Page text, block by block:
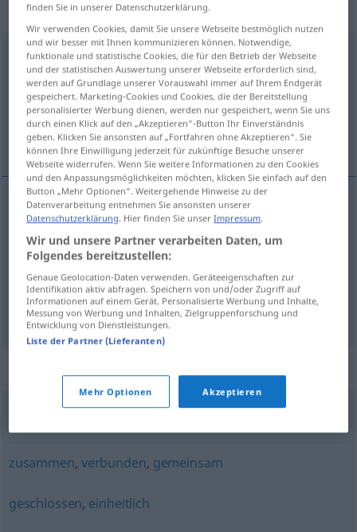
„gemeinschaftlich“
gemeinschaftlich
Übersicht aller Übersetzungen
(Für mehr Details die Übersetzung anklicken/antippen)
wspólny, zbiorowy
wspólny gemeinschaftlich
zbiorowy gemeinschaftlich
uswa.
zusammen, verbunden, gemeinsam
geschlossen, einheitlich
finden Sie in unserer Datenschutzerklärung.
Wir verwenden Cookies, damit Sie unsere Webseite bestmöglich nutzen
und wir besser mit Ihnen kommunizieren können. Notwendige,
funktionale und statistische Cookies, die für den Betrieb der Webseite
und der statistischen Auswertung unserer Webseite erforderlich sind,
werden auf Grundlage unserer Vorauswahl immer auf Ihrem Endgerät
gespeichert. Marketing-Cookies und Cookies, die der Bereitstellung
personalisierter Werbung dienen, werden nur gespeichert, wenn Sie uns
durch einen Klick auf den „Akzeptieren“-Button Ihr Einverständnis
geben. Klicken Sie ansonsten auf „Fortfahren ohne Akzeptieren“. Sie
können Ihre Einwilligung jederzeit für zukünftige Besuche unserer
Webseite widerrufen. Wenn Sie weitere Informationen zu den Cookies
und den Anpassungsmöglichkeiten möchten, klicken Sie einfach auf den
Button „Mehr Optionen“. Weitergehende Hinweise zu der
Datenverarbeitung entnehmen Sie ansonsten unserer
Datenschutzerklärung. Hier finden Sie unserImpressum.
Wir und unsere Partner verarbeiten Daten, um
Folgendes bereitzustellen:
Genaue Geolocation-Daten verwenden. Geräteeigenschaften zur
Identifikation aktiv abfragen. Speichern von und/oder Zugriff auf
Informationen auf einem Gerät. Personalisierte Werbung und Inhalte,
Messung von Werbung und Inhalten, Zielgruppenforschung und
Entwicklung von Dienstleistungen.
Liste der Partner (Lieferanten)
Mehr Optionen Akzeptieren